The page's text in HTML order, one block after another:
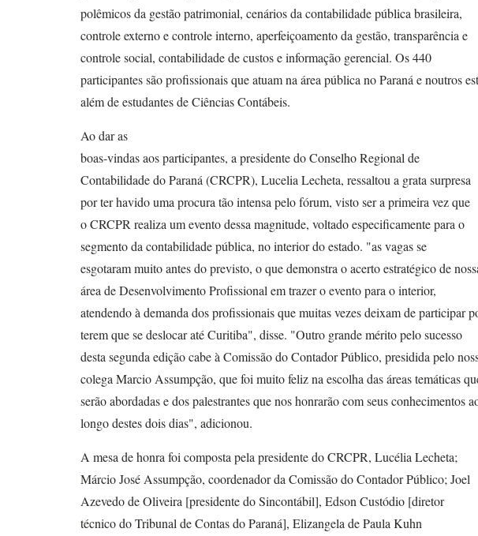
polêmicos da gestão patrimonial, cenários da contabilidade pública brasileira,
controle externo e controle interno, aperfeiçoamento da gestão, transparência e
controle social, contabilidade de custos e informação gerencial. Os 440
participantes são profissionais que atuam na área pública no Paraná e noutros
além de estudantes de Ciências Contábeis.
Ao dar as
boas-vindas aos participantes, a presidente do Conselho Regional de
Contabilidade do Paraná (CRCPR), Lucelia Lecheta, ressaltou a grata surpresa
por ter havido uma procura tão intensa pelo fórum, visto ser a primeira vez que
o CRCPR realiza um evento dessa magnitude, voltado especificamente para o
segmento da contabilidade pública, no interior do estado. "as vagas se
esgotaram muito antes do previsto, o que demonstra o acerto estratégico de
área de Desenvolvimento Profissional em trazer o evento para o interior,
atendendo à demanda dos profissionais que muitas vezes deixam de participar
terem que se deslocar até Curitiba", disse. "Outro grande mérito pelo sucesso
desta segunda edição cabe à Comissão do Contador Público, presidida pelo
colega Marcio Assumpção, que foi muito feliz na escolha das áreas temáticas
serão abordadas e dos palestrantes que nos honrarão com seus conhecimentos
longo destes dois dias", adicionou.
A mesa de honra foi composta pela presidente do CRCPR, Lucélia Lecheta;
Márcio José Assumpção, coordenador da Comissão do Contador Público; Joel
Azevedo de Oliveira [presidente do Sincontábil], Edson Custódio [diretor
técnico do Tribunal de Contas do Paraná], Elizangela de Paula Kuhn